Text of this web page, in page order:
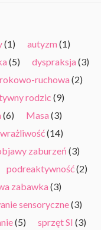
(1) autyzm (1)
(5) dyspraksja (3)
ruchowa (2)
rodzic (9)
(6) Masa (3)
(14)
zaburzeń (3)
podreaktywność(2)
zabawka (3)
sensoryczne(3)
(5) sprzęt SI (3)